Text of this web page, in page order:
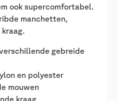
ook supercomfortabel.
manchetten,
gebreide
en polyester
mouwen